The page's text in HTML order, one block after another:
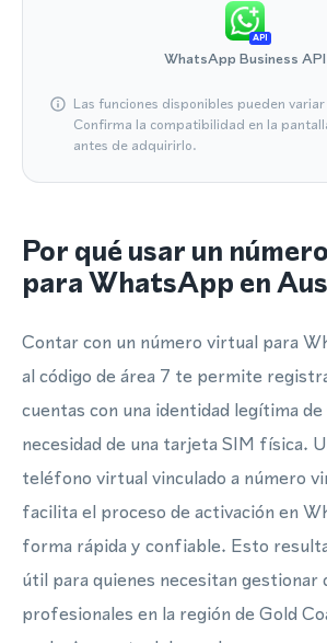
API
WhatsApp Business API
Las funciones disponibles pueden
Confirma la compatibilidad en la
antes de adquirirlo.
Por qué usar un
para WhatsApp en
Contar con un número virtual para
al código de área 7 te permite
cuentas con una identidad legítima
necesidad de una tarjeta SIM física.
teléfono virtual vinculado a número
facilita el proceso de activación en
forma rápida y confiable. Esto
útil para quienes necesitan gestionar
profesionales en la región de Gold